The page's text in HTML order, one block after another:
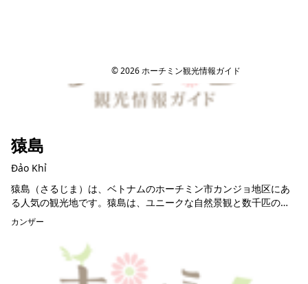
© 2026 ホーチミン観光情報ガイド
猿島
Đảo Khỉ
猿島（さるじま）は、ベトナムのホーチミン市カンジョ地区にあ
る人気の観光地です。猿島は、ユニークな自然景観と数千匹の野
生のサルが生息する場所として有名です。 猿島は約1,500平方メ
ートルの面積...
カンザー